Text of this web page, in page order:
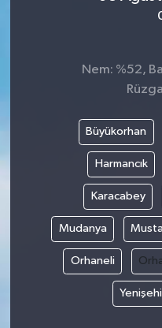
Nem: %52,
Büyükorhan
Harmancık
Karacabey
Mudanya
Orhaneli